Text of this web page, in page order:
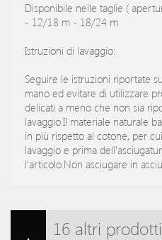
Disponibile nelle taglie (
- 12/18 m - 18/24 m
Istruzioni di lavaggio:
Seguire le istruzioni riportate
mano ed evitare di utilizzare
delicati a meno che non sia
lavaggio.Il materiale naturale
in più rispetto al cotone, per
lavaggio e prima
l'articolo.Non asciugare in
16 altri